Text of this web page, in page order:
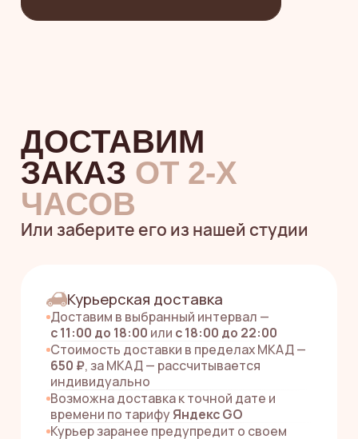
На каждой коробочке— состав, дата
изготовления и срок хранения
Что внутри зефира:
Пюре из натуральных фруктов или ягод
Растительный и полезный агар-агар вместо
желатина
Сахар и глюкозный сироп. Используемна 50%
Немного пищевого красителя
Пищевая и энергетическая ценность
на 100 г продукта